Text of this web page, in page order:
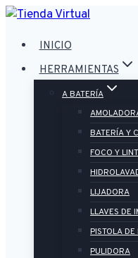
Saltar
contenido
INICIO
HERRAMIENTAS
A BATERÍA
BATERÍA Y
FOCO Y
LIJADORA
LLAVES DE
PISTOLA DE
PULIDORA